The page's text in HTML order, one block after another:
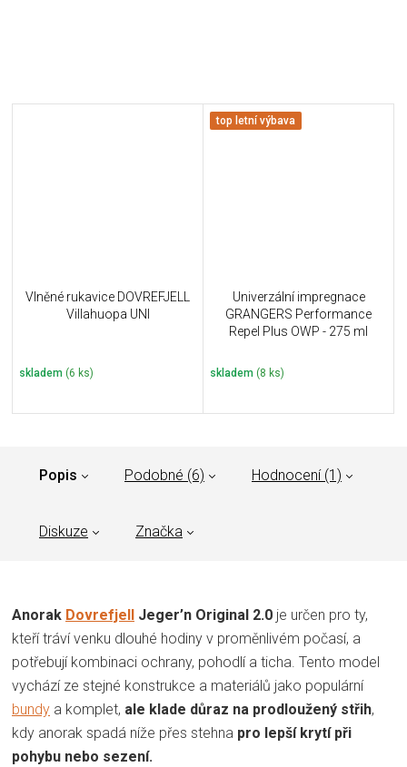
Vlněné rukavice DOVREFJELL
Villahuopa UNI
skladem (6 ks)
top letní výbava
Univerzální impregnace
GRANGERS Performance
Repel Plus OWP - 275 ml
skladem (8 ks)
Popis Podobné (6) Hodnocení (1)
Diskuze Značka
Anorak Dovrefjell Jeger’n Original 2.0 je určen pro ty,
kteří tráví venku dlouhé hodiny v proměnlivém počasí, a
potřebují kombinaci ochrany, pohodlí a ticha. Tento model
vychází ze stejné konstrukce a materiálů jako populární
bundy a komplet, ale klade důraz na prodloužený střih,
kdy anorak spadá níže přes stehna pro lepší krytí při
pohybu nebo sezení.